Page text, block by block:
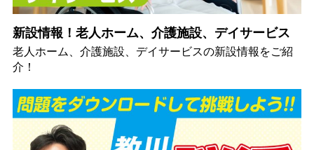
新設情報！老人ホーム、介護施設、デイサービス
老人ホーム、介護施設、デイサービスの新設情報をご紹
介！